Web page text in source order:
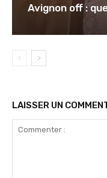
Avignon off :
LAISSER UN